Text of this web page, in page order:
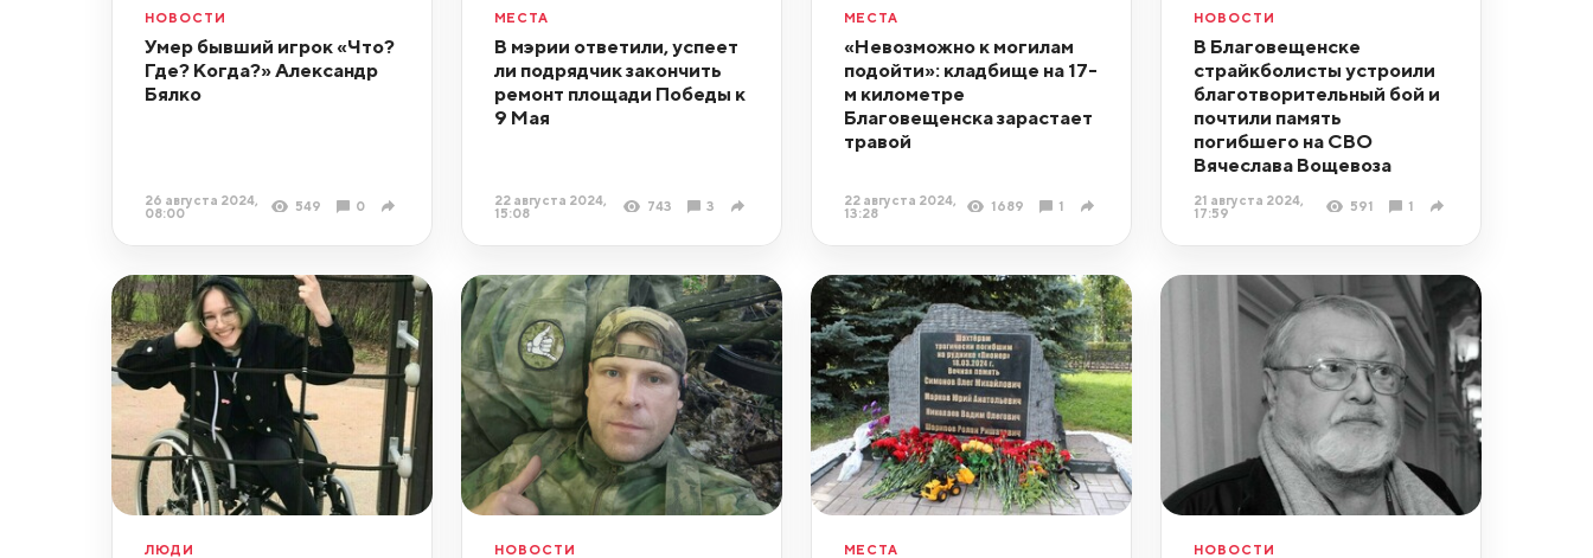
НОВОСТИ
Умер бывший игрок «Что?
Где? Когда?» Александр
Бялко
26 августа 2024,
08:00
549 0
МЕСТА
В мэрии ответили, успеет
ли подрядчик закончить
ремонт площади Победы к
9 Мая
22 августа 2024,
15:08
743 3
МЕСТА
«Невозможно к могилам
подойти»: кладбище на 17-
м километре
Благовещенска зарастает
травой
22 августа 2024,
13:28
1689 1
НОВОСТИ
В Благовещенске
страйкболисты устроили
благотворительный бой и
почтили память
погибшего на СВО
Вячеслава Вощевоза
21 августа 2024,
17:59
591 1
ЛЮДИ НОВОСТИ МЕСТА НОВОСТИ